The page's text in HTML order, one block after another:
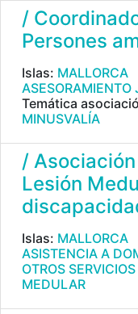
/
Persones
Islas: MALLORCA
ASESORAMIENTO
Temática
MINUSVALÍA
/
Lesión
Islas: MALLORCA
ASISTENCIA A
OTROS SERVICIOS
MEDULAR